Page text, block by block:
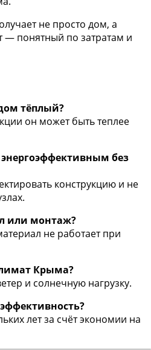
не просто дом, а
— понятный по затратам и
тёплый?
он может быть теплее
без
конструкцию и не
или монтаж?
не работает при
Крыма?
и солнечную нагрузку.
лет за счёт экономии на